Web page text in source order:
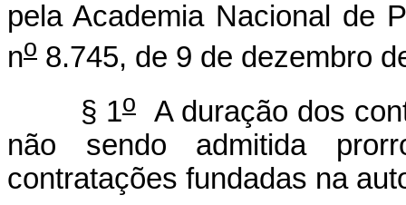
pela Academia Nacional de
no 8.745, de 9 de dezembro
§ 1oA duração dos
não sendo admitida
contratações fundadas na